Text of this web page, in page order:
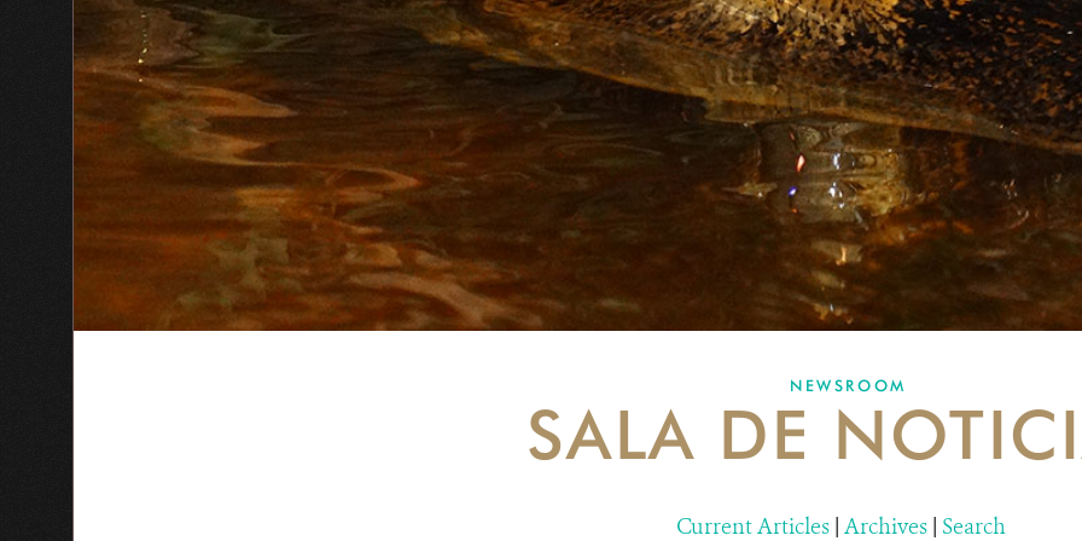
NEWSROOM
SALA DE
Current Articles | Archives | Search